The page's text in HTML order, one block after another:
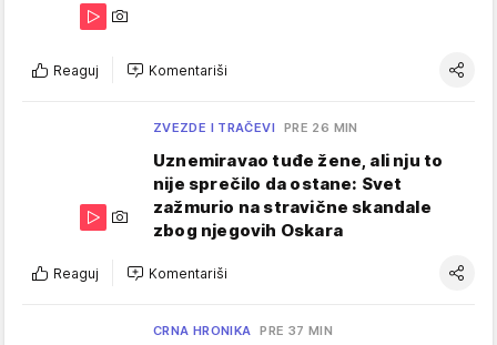
Reaguj Komentariši
ZVEZDE I TRAČEVI PRE 26 MIN
Uznemiravao tuđe žene, ali nju to
nije sprečilo da ostane: Svet
zažmurio na stravične skandale
zbog njegovih Oskara
Reaguj Komentariši
CRNA HRONIKA PRE 37 MIN